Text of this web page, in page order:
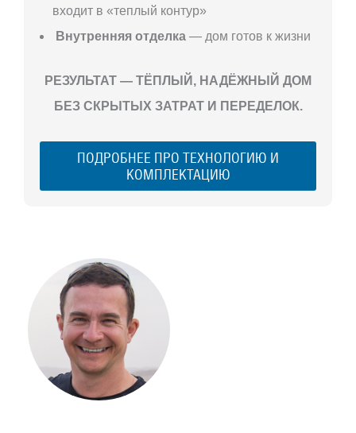
входит в «теплый контур»
Внутренняя отделка — дом готов к жизни
РЕЗУЛЬТАТ — ТЁПЛЫЙ, НАДЁЖНЫЙ ДОМ
БЕЗ СКРЫТЫХ ЗАТРАТ И ПЕРЕДЕЛОК.
ПОДРОБНЕЕ ПРО ТЕХНОЛОГИЮ И
КОМПЛЕКТАЦИЮ